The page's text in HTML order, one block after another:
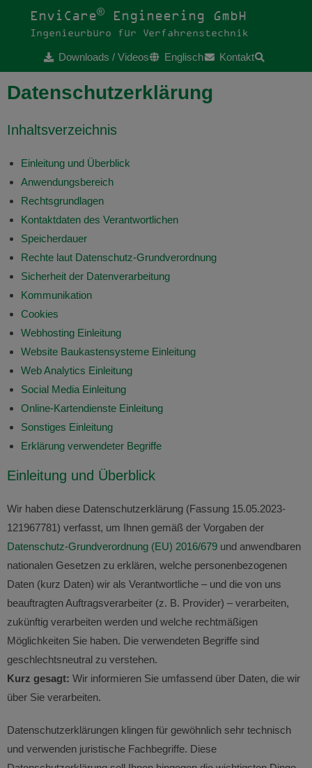
EnviCare®Engineering GmbH
Ingenieurbüro für Verfahrenstechnik
Downloads / Videos Englisch Kontakt
Datenschutzerklärung
Inhaltsverzeichnis
Einleitung und Überblick
Anwendungsbereich
Rechtsgrundlagen
Kontaktdaten des Verantwortlichen
Speicherdauer
Rechte laut Datenschutz-Grundverordnung
Sicherheit der Datenverarbeitung
Kommunikation
Cookies
Webhosting Einleitung
Website Baukastensysteme Einleitung
Web Analytics Einleitung
Social Media Einleitung
Online-Kartendienste Einleitung
Sonstiges Einleitung
Erklärung verwendeter Begriffe
Einleitung und Überblick
Wir haben diese Datenschutzerklärung (Fassung 15.05.2023-
121967781) verfasst, um Ihnen gemäß der Vorgaben der
Datenschutz-Grundverordnung (EU) 2016/679 und anwendbaren
nationalen Gesetzen zu erklären, welche personenbezogenen
Daten (kurz Daten) wir als Verantwortliche – und die von uns
beauftragten Auftragsverarbeiter (z. B. Provider) – verarbeiten,
zukünftig verarbeiten werden und welche rechtmäßigen
Möglichkeiten Sie haben. Die verwendeten Begriffe sind
geschlechtsneutral zu verstehen.
Kurz gesagt: Wir informieren Sie umfassend über Daten, die wir
über Sie verarbeiten.
Datenschutzerklärungen klingen für gewöhnlich sehr technisch
und verwenden juristische Fachbegriffe. Diese